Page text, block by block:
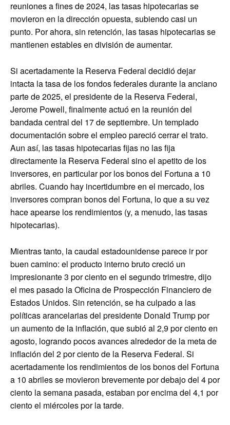
reuniones a fines de 2024, las tasas hipotecarias se
movieron en la dirección opuesta, subiendo casi un
punto. Por ahora, sin retención, las tasas hipotecarias se
mantienen estables en división de aumentar.
Si acertadamente la Reserva Federal decidió dejar
intacta la tasa de los fondos federales durante la anciano
parte de 2025, el presidente de la Reserva Federal,
Jerome Powell, finalmente actuó en la reunión del
bandada central del 17 de septiembre. Un templado
documentación sobre el empleo pareció cerrar el trato.
Aun así, las tasas hipotecarias fijas no las fija
directamente la Reserva Federal sino el apetito de los
inversores, en particular por los bonos del Fortuna a 10
abriles. Cuando hay incertidumbre en el mercado, los
inversores compran bonos del Fortuna, lo que a su vez
hace apearse los rendimientos (y, a menudo, las tasas
hipotecarias).
Mientras tanto, la caudal estadounidense parece ir por
buen camino: el producto interno bruto creció un
impresionante 3 por ciento en el segundo trimestre, dijo
el mes pasado la Oficina de Prospección Financiero de
Estados Unidos. Sin retención, se ha culpado a las
políticas arancelarias del presidente Donald Trump por
un aumento de la inflación, que subió al 2,9 por ciento en
agosto, logrando pocos avances alrededor de la meta de
inflación del 2 por ciento de la Reserva Federal. Si
acertadamente los rendimientos de los bonos del Fortuna
a 10 abriles se movieron brevemente por debajo del 4 por
ciento la semana pasada, estaban por encima del 4,1 por
ciento el miércoles por la tarde.